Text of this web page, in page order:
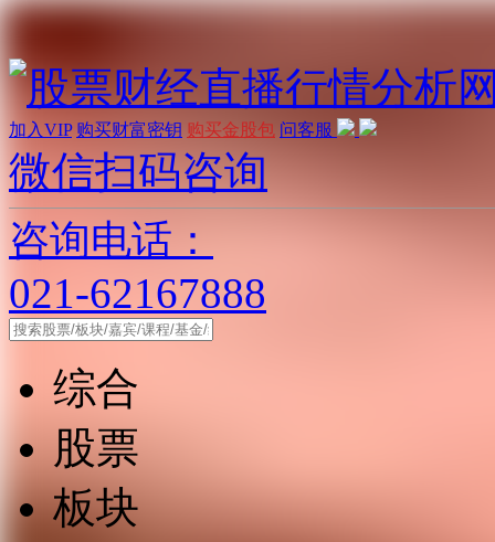
加入VIP 购买财富密钥 购买金股包 问客服
微信扫码咨询
咨询电话：
021-62167888
综合
股票
板块